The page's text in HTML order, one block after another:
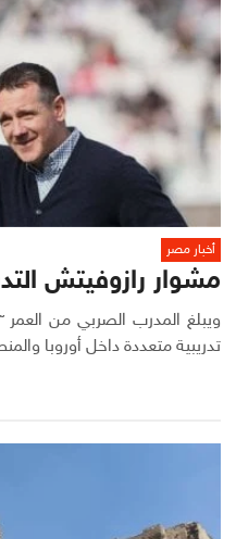
أخبار مصر
مشوار رازوفيتش
تدريبية متعددة داخل أوروبا